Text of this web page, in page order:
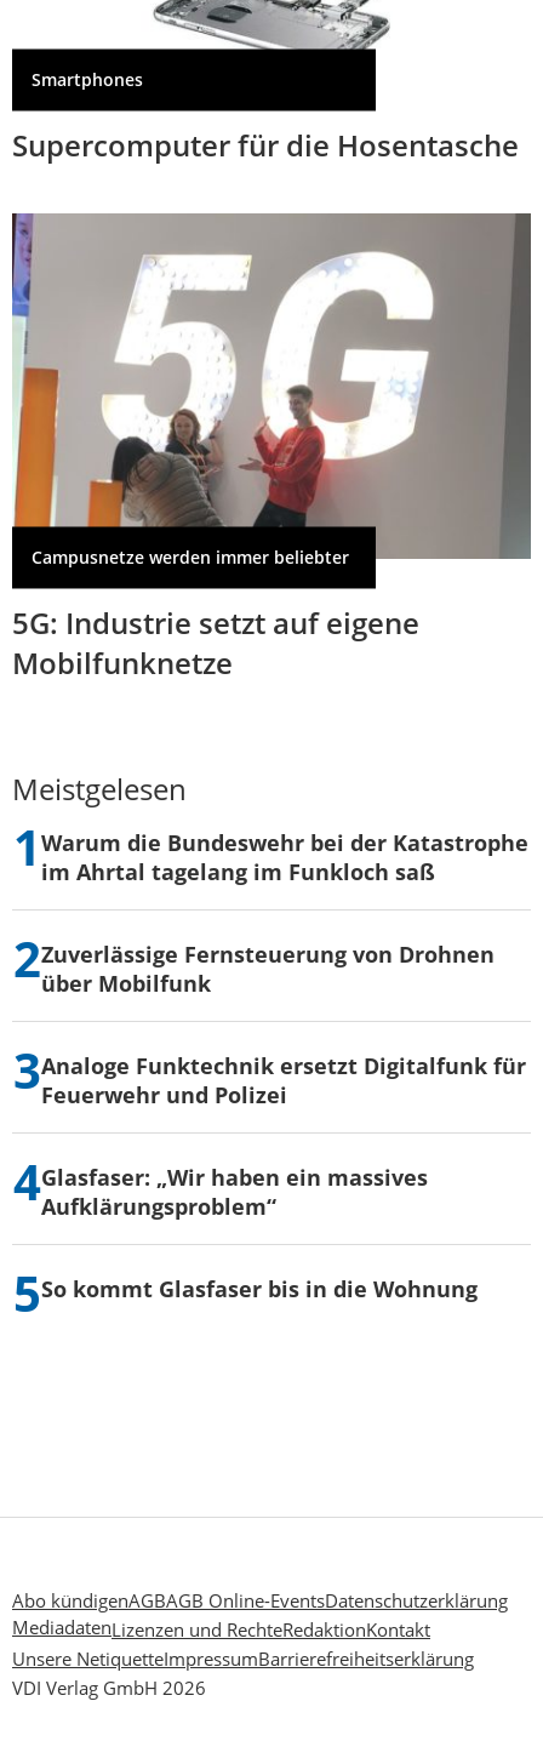
Smartphones
Supercomputer für die Hosentasche
Campusnetze werden immer beliebter
5G: Industrie setzt auf eigene
Mobilfunknetze
Meistgelesen
Warum die Bundeswehr bei der Katastrophe
im Ahrtal tagelang im Funkloch saß
Zuverlässige Fernsteuerung von Drohnen
über Mobilfunk
Analoge Funktechnik ersetzt Digitalfunk für
Feuerwehr und Polizei
Glasfaser: „Wir haben ein massives
Aufklärungsproblem“
So kommt Glasfaser bis in die Wohnung
Abo kündigenAGBAGB Online-EventsDatenschutzerklärung
MediadatenLizenzen und RechteRedaktionKontakt
Unsere NetiquetteImpressumBarrierefreiheitserklärung
VDI Verlag GmbH 2026